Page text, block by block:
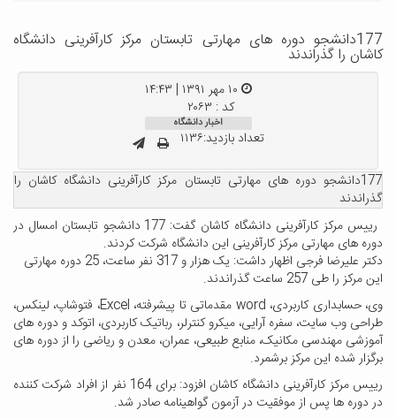
177دانشجو دوره های مهارتی تابستان مرکز کارآفرینی دانشگاه
کاشان را گذراندند
کد : ۲۰۶۳
اخبار دانشگاه
تعداد بازدید:۱۱۳۶
177دانشجو دوره های مهارتی تابستان مرکز کارآفرینی دانشگاه کاشان را
گذراندند
رییس مرکز کارآفرینی دانشگاه کاشان گفت: 177 دانشجو تابستان امسال در
دوره های مهارتی مرکز کارآفرینی این دانشگاه شرکت کردند.
دکتر علیرضا فرجی اظهار داشت: یک هزار و 317 نفر ساعت، 25 دوره مهارتی
این مرکز را طی 257 ساعت گذراندند.
وی، حسابداری کاربردی، word مقدماتی تا پیشرفته، Excel، فتوشاپ، لینکس،
طراحی وب سایت، سفره آرایی، میکرو کنترلر، رباتیک کاربردی، اتوکد و دوره های
آموزشی مهندسی مکانیک، منابع طبیعی، عمران، معدن و ریاضی را از دوره های
برگزار شده این مرکز برشمرد.
رییس مرکز کارآفرینی دانشگاه کاشان افزود: برای 164 نفر از افراد شرکت کننده
در دوره ها پس از موفقیت در آزمون گواهینامه صادر شد.